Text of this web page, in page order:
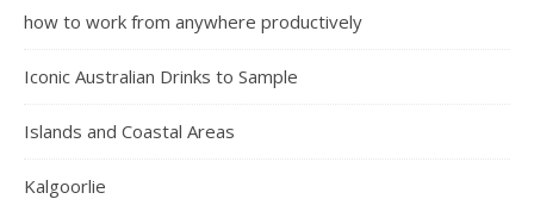
how to work from anywhere productively
Iconic Australian Drinks to Sample
Islands and Coastal Areas
Kalgoorlie